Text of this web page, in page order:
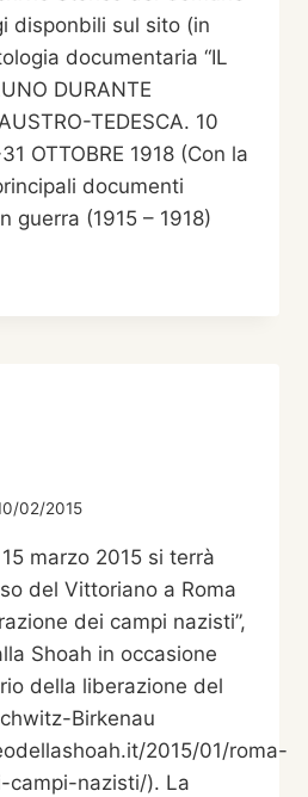
disponbili sul sito (in
documentaria “IL
DURANTE
TEDESCA. 10
OTTOBRE 1918 (Con la
documenti
guerra (1915 – 1918)
02/2015
marzo 2015 si terrà
del Vittoriano a Roma
dei campi nazisti”,
Shoah in occasione
della liberazione del
Birkenau
2015/01/roma-
campi-nazisti/). La